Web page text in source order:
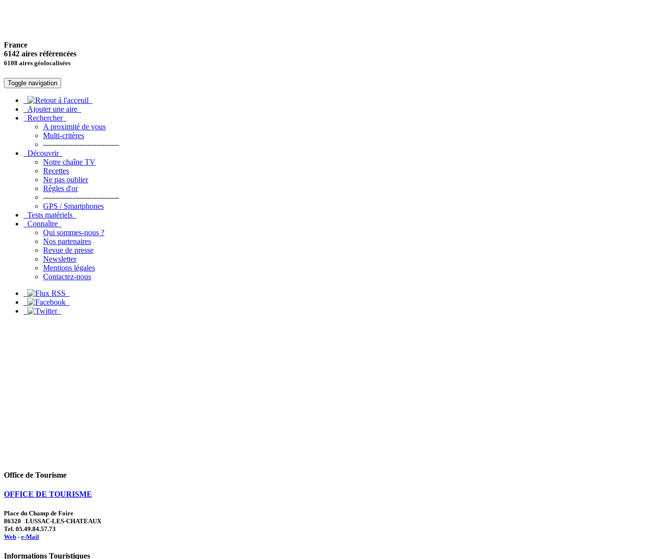
France
6142 aires référencées
6108 aires géolocalisées
Toggle navigation
Ajouter une aire
Rechercher
A proximité de vous
Multi-critères
-------------------------------
Découvrir
Notre chaîne TV
Recettes
Ne pas oublier
Règles d'or
-------------------------------
GPS / Smartphones
Tests matériels
Connaître
Qui sommes-nous ?
Nos partenaires
Revue de presse
Newsletter
Mentions légales
Contactez-nous
Office de Tourisme
OFFICE DE TOURISME
Place du Champ de Foire
86320 LUSSAC-LES-CHATEAUX
Tel. 05.49.84.57.73
Web - e-Mail
Informations Touristiques